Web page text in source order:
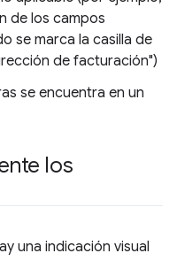
de los campos
se marca la casilla de
de facturación")
se encuentra en un
los
una indicación visual